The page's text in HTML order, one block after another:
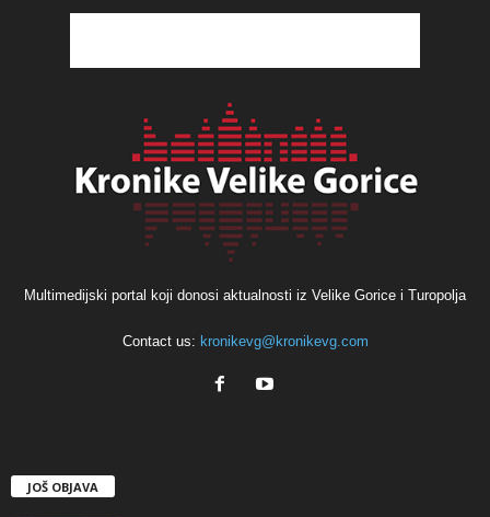
Multimedijski portal koji donosi aktualnosti iz Velike Gorice i Turopolja
Contact us: kronikevg@kronikevg.com
JOŠ OBJAVA